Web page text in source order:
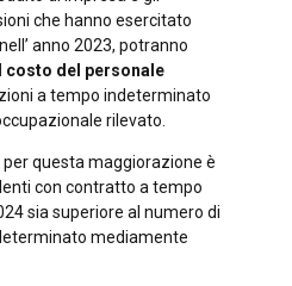
che hanno esercitato
anno 2023, potranno
costo del personale
a tempo indeterminato
rilevato.
questa maggiorazione è
con contratto a tempo
sia superiore al numero di
mediamente